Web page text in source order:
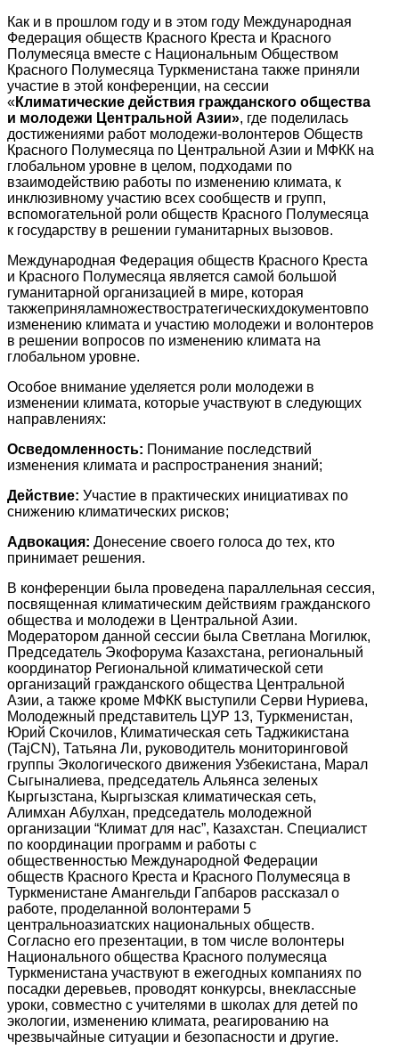
Как и в прошлом году и в этом году Международная
Федерация обществ Красного Креста и Красного
Полумесяца вместе с Национальным Обществом
Красного Полумесяца Туркменистана также приняли
участие в этой конференции, на сессии
«Климатические действия гражданского общества
и молодежи Центральной Азии», где поделилась
достижениями работ молодежи-волонтеров Обществ
Красного Полумесяца по Центральной Азии и МФКК на
глобальном уровне в целом, подходами по
взаимодействию работы по изменению климата, к
инклюзивному участию всех сообществ и групп,
вспомогательной роли обществ Красного Полумесяца
к государству в решении гуманитарных вызовов.
Международная Федерация обществ Красного Креста
и Красного Полумесяца является самой большой
гуманитарной организацией в мире, которая
такжеприняламножествостратегическихдокументовпо
изменению климата и участию молодежи и волонтеров
в решении вопросов по изменению климата на
глобальном уровне.
Особое внимание уделяется роли молодежи в
изменении климата, которые участвуют в следующих
направлениях:
Осведомленность: Понимание последствий
изменения климата и распространения знаний;
Действие: Участие в практических инициативах по
снижению климатических рисков;
Адвокация: Донесение своего голоса до тех, кто
принимает решения.
В конференции была проведена параллельная сессия,
посвященная климатическим действиям гражданского
общества и молодежи в Центральной Азии.
Модератором данной сессии была Светлана Могилюк,
Председатель Экофорума Казахстана, региональный
координатор Региональной климатической сети
организаций гражданского общества Центральной
Азии, а также кроме МФКК выступили Серви Нуриева,
Молодежный представитель ЦУР 13, Туркменистан,
Юрий Скочилов, Климатическая сеть Таджикистана
(TajCN), Татьяна Ли, руководитель мониторинговой
группы Экологического движения Узбекистана, Марал
Сыгыналиева, председатель Альянса зеленых
Кыргызстана, Кыргызская климатическая сеть,
Алимхан Абулхан, председатель молодежной
организации “Климат для нас”, Казахстан. Специалист
по координации программ и работы с
общественностью Международной Федерации
обществ Красного Креста и Красного Полумесяца в
Туркменистане Амангельди Гапбаров рассказал о
работе, проделанной волонтерами 5
центральноазиатских национальных обществ.
Согласно его презентации, в том числе волонтеры
Национального общества Красного полумесяца
Туркменистана участвуют в ежегодных компаниях по
посадки деревьев, проводят конкурсы, внеклассные
уроки, совместно с учителями в школах для детей по
экологии, изменению климата, реагированию на
чрезвычайные ситуации и безопасности и другие.